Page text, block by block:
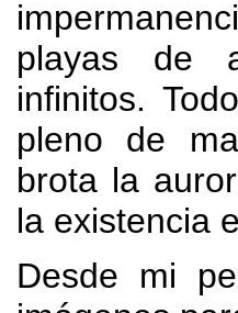
playas de
infinitos.
pleno de
brota la
la existencia
Desde mi